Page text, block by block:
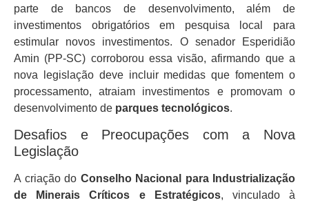
parte de bancos de desenvolvimento, além de
investimentos obrigatórios em pesquisa local para
estimular novos investimentos. O senador Esperidião
Amin (PP-SC) corroborou essa visão, afirmando que a
nova legislação deve incluir medidas que fomentem o
processamento, atraiam investimentos e promovam o
desenvolvimento de parques tecnológicos.
Desafios e Preocupações com a Nova
Legislação
A criação do Conselho Nacional para Industrialização
de Minerais Críticos e Estratégicos, vinculado à